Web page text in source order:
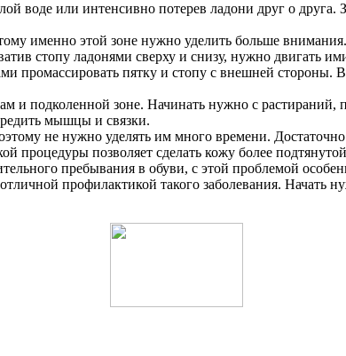
воде или интенсивно потерев ладони друг о друга.
именно этой зоне нужно уделить больше
стопу ладонями сверху и снизу, нужно двигать
промассировать пятку и стопу с внешней стороны.
и подколенной зоне. Начинать нужно с растираний,
мышцы и связки.
не нужно уделять им много времени. Достаточно
процедуры позволяет сделать кожу более
пребывания в обуви, с этой проблемой
профилактикой такого заболевания.